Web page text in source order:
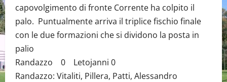
capovolgimento di fronte Corrente ha colpito il
palo. Puntualmente arriva il triplice fischio finale
con le due formazioni che si dividono la posta in
palio
Randazzo 0 Letojanni 0
Randazzo: Vitaliti, Pillera, Patti, Alessandro